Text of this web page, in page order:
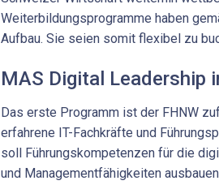
Weiterbildungsprogramme haben
Aufbau. Sie seien somit flexibel zu
MAS Digital Leadership
Das erste Programm ist der FHNW
erfahrene IT-Fachkräfte und
soll Führungskompetenzen für die
und Managementfähigkeiten